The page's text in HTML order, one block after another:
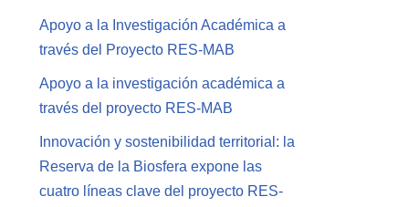
Apoyo a la Investigación Académica a
través del Proyecto RES-MAB
Apoyo a la investigación académica a
través del proyecto RES-MAB
Innovación y sostenibilidad territorial: la
Reserva de la Biosfera expone las
cuatro líneas clave del proyecto RES-